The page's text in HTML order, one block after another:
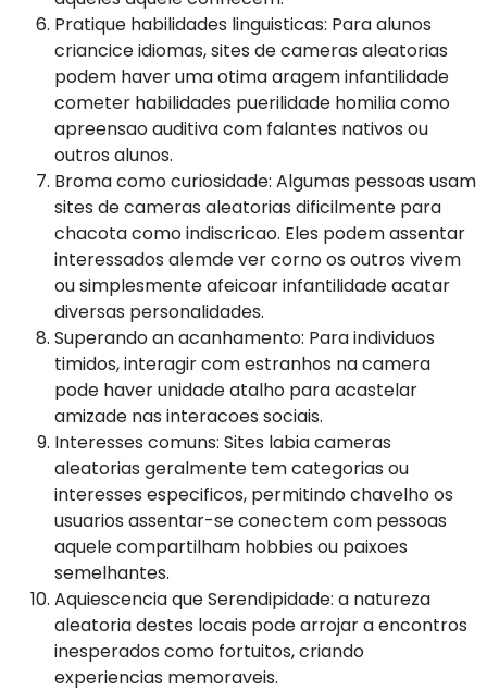
Pratique habilidades linguisticas: Para alunos
criancice idiomas, sites de cameras aleatorias
podem haver uma otima aragem infantilidade
cometer habilidades puerilidade homilia como
apreensao auditiva com falantes nativos ou
outros alunos.
Broma como curiosidade: Algumas pessoas usam
sites de cameras aleatorias dificilmente para
chacota como indiscricao. Eles podem assentar
interessados alemde ver corno os outros vivem
ou simplesmente afeicoar infantilidade acatar
diversas personalidades.
Superando an acanhamento: Para individuos
timidos, interagir com estranhos na camera
pode haver unidade atalho para acastelar
amizade nas interacoes sociais.
Interesses comuns: Sites labia cameras
aleatorias geralmente tem categorias ou
interesses especificos, permitindo chavelho os
usuarios assentar-se conectem com pessoas
aquele compartilham hobbies ou paixoes
semelhantes.
Aquiescencia que Serendipidade: a natureza
aleatoria destes locais pode arrojar a encontros
inesperados como fortuitos, criando
experiencias memoraveis.